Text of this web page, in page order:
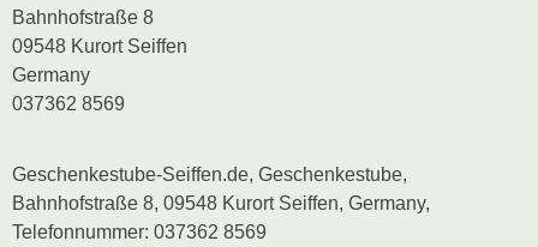
Bahnhofstraße 8
09548 Kurort Seiffen
Germany
037362 8569
Geschenkestube-Seiffen.de, Geschenkestube,
Bahnhofstraße 8, 09548 Kurort Seiffen, Germany,
Telefonnummer: 037362 8569